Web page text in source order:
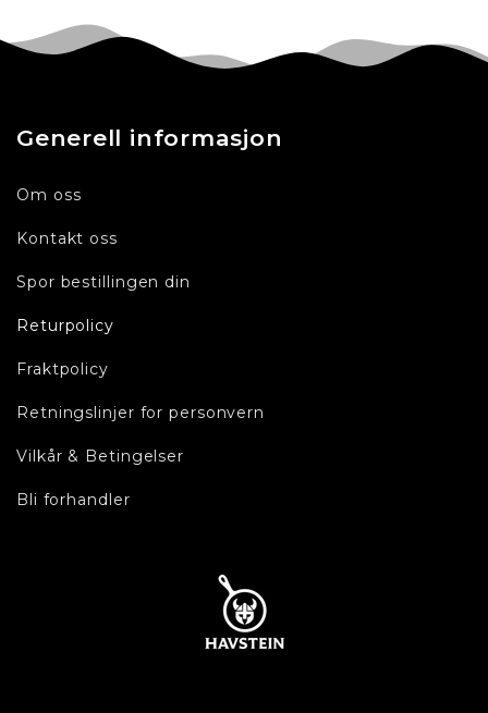
Generell informasjon
Om oss
Kontakt oss
Spor bestillingen din
Returpolicy
Fraktpolicy
Retningslinjer for personvern
Vilkår & Betingelser
Bli forhandler